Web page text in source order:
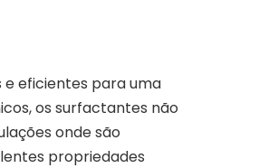
e eficientes para uma
os surfactantes não
onde são
propriedades